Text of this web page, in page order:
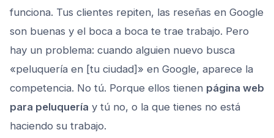
funciona. Tus clientes repiten, las reseñas en Google
son buenas y el boca a boca te trae trabajo. Pero
hay un problema: cuando alguien nuevo busca
«peluquería en [tu ciudad]» en Google, aparece la
competencia. No tú. Porque ellos tienen página web
para peluquería y tú no, o la que tienes no está
haciendo su trabajo.